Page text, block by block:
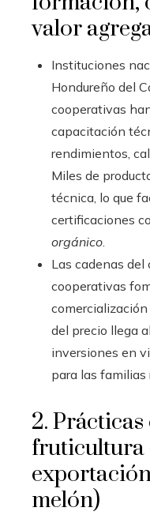
valor
Instituciones
Hondureño del
cooperativas
capacitación
rendimientos,
Miles de
técnica, lo que
certificaciones
orgánico
Las cadenas
cooperativas
del precio llega
inversiones en
para las familias
2.
fruticultura
melón)